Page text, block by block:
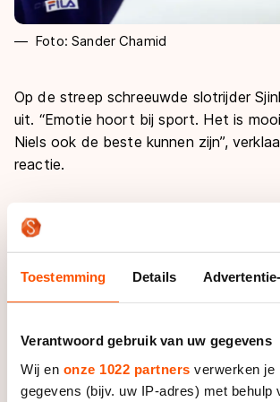
Toestemming Details
Verantwoord gebruik van uw gegevens
Wij en onze 1022 partners verwerken je
gegevens (bijv. uw IP-adres) met behulp
Foto: Sander Chamid
Op de streep schreeuwde slotrijder
uit. “Emotie hoort bij sport. Het is
Niels ook de beste kunnen zijn”,
reactie.
zijn kop. Met het stoppen van ervaren
Kerstholt viel er een gat in de
bondscoach Jeroen Otter. Jonge
Snellink, Itzhak de Laat en Mark
“Mensen dachten dat wordt de eerste
meer”, zegt Breeuwsma. “Maar wij